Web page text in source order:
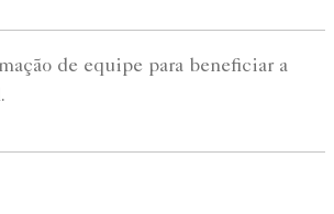
de equipe para beneficiar a